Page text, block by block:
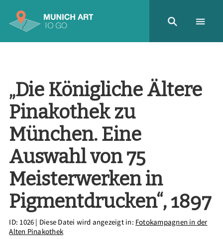
„Die Königliche Ältere
Pinakothek zu
München. Eine
Auswahl von 75
Meisterwerken in
Pigmentdrucken“, 1897
ID: 1026 | Diese Datei wird angezeigt in: Fotokampagnen in der
Alten Pinakothek